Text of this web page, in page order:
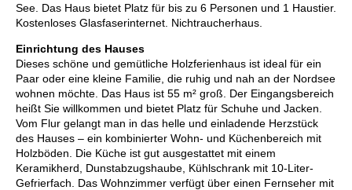
See. Das Haus bietet Platz für bis zu 6 Personen und 1 Haustier.
Kostenloses Glasfaserinternet. Nichtraucherhaus.
Einrichtung des Hauses
Dieses schöne und gemütliche Holzferienhaus ist ideal für ein
Paar oder eine kleine Familie, die ruhig und nah an der Nordsee
wohnen möchte. Das Haus ist 55 m² groß. Der Eingangsbereich
heißt Sie willkommen und bietet Platz für Schuhe und Jacken.
Vom Flur gelangt man in das helle und einladende Herzstück
des Hauses – ein kombinierter Wohn- und Küchenbereich mit
Holzböden. Die Küche ist gut ausgestattet mit einem
Keramikherd, Dunstabzugshaube, Kühlschrank mit 10-Liter-
Gefrierfach. Das Wohnzimmer verfügt über einen Fernseher mit